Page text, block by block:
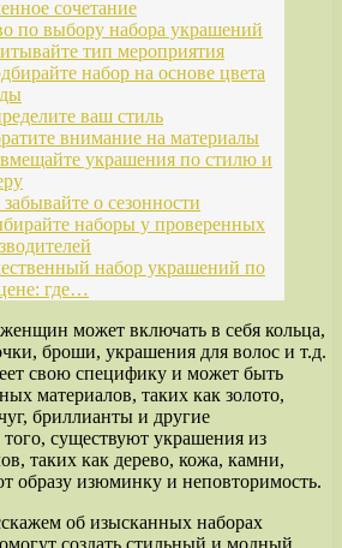
сочетание
по выбору набора украшений
тип мероприятия
набор на основе цвета
ваш стиль
внимание на материалы
украшения по стилю и
о сезонности
наборы у проверенных
набор украшений по
где…
может включать в себя кольца,
броши, украшения для волос и т.д.
свою специфику и может быть
материалов, таких как золото,
бриллианты и другие
существуют украшения из
таких как дерево, кожа, камни,
образу изюминку и неповторимость.
об изысканных наборах